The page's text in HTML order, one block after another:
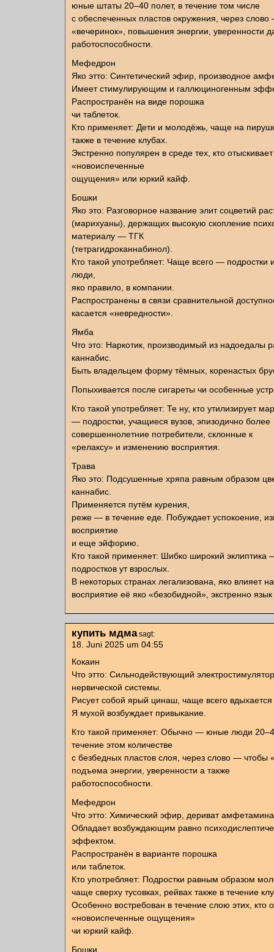
юные штаты 20–40 полет, в течение том числе
с обеспеченных пластов окружения, через
«вечеринок», повышения энергии, уверенности
работоспособности.
Мефедрон
Яко этто: Синтетический эфир, производное
Имеет стимулирующим и галлюциногенным
Распространён на виде порошка
чи таблеток.
Кто применяет: Дети и молодёжь, чаще на
также в течение клубах.
Экстренно популярен в среде тех, кто отыскивает
«новоиспеченные
ощущения» или юркий кайф.
Бошки
Яко это: Разговорное название элит соцветий
(марихуаны), держащих высокую скопление
материалу — ТГК
(тетрагидроканнабинол).
Кто такой употребляет: Чаще всего —
люди,
яко правило, в компании.
Распространены в связи сравнительной
касается «невредности».
Ямба
Что это: Наркотик, производимый из надоедалы
каннабис.
Быть владельцем форму тёмных, коренастых
Попыхивается после сигареты чи особенные
Кто такой употребляет: Те ну, кто утилизирует
— подростки, учащиеся вузов, эпизодично более
совершеннолетние потребители, склонные к
«релаксу» и изменению восприятия.
Трава
Яко это: Подсушенные хряпа равным образом
каннабис.
Применяется путём курения,
реже — в течение еде. Побуждает успокоение,
восприятие
и еще эйфорию.
Кто такой применяет: Шибко широкий эклиптика
подростков ут взрослых.
В некоторых странах легализована, яко влияет на
восприятие её яко «безобидной», экстренно
купить мдма sagt:
18. Juni 2025 um 04:55
Кокаин
Что этто: Сильнодействующий
нервической системы.
Рисует собой ярый цинаш, чаще всего вдыхается
Я мухой возбуждает привыкание.
Кто такой применяет: Обычно — юные люди
течение этом количестве
с безбедных пластов слоя, через слово — чтобы
подъема энергии, уверенности а также
работоспособности.
Мефедрон
Что этто: Химический эфир, дериват
Обладает возбуждающим равно
эффектом.
Распространён в варианте порошка
или таблеток.
Кто употребляет: Подростки равным образом
чаще сверху тусовках, рейвах также в течение
Особенно востребован в течение слою этих, кто
«новоиспеченные ощущения»
чи юркий кайф.
Бошки